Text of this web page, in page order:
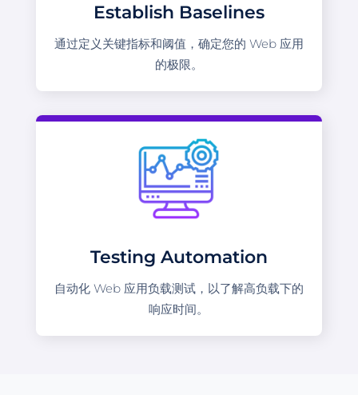
Establish Baselines
通过定义关键指标和阈值，确定您的 Web 应用
的极限。
Testing Automation
自动化 Web 应用负载测试，以了解高负载下的
响应时间。